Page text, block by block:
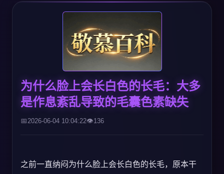
为什么脸上会长白色的长毛：大多
是作息紊乱导致的毛囊色素缺失
2026-06-04 10:04:22 136
之前一直纳闷为什么脸上会长白色的长毛，原本干